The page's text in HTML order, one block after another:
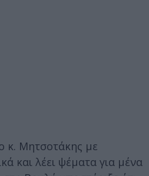
κ. Μητσοτάκης με
και λέει ψέματα για μένα